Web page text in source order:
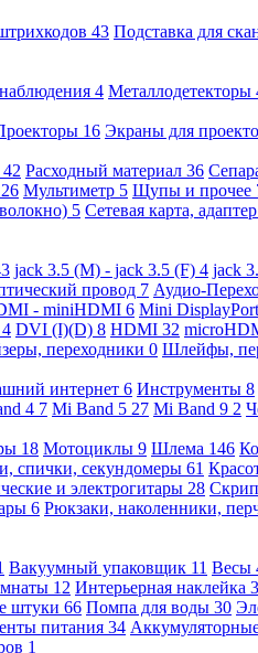
43 Подставка для
4 Металлодетекторы
16 Экраны для
42 Расходный материал 36
26 Мультиметр 5 Щупы и прочее
5 Сетевая карта, адаптер
jack 3.5 (M) - jack 3.5 (F) 4 jack
провод 7 Аудио-
- miniHDMI 6 Mini
4 DVI (I)(D) 8 HDMI 32
переходники 0 Шлейфы,
интернет 6 Инструменты 8
4 7 Mi Band 5 27 Mi Band 9 2
18 Мотоциклы 9 Шлема 146
спички, секундомеры 61
и электрогитары 28
6 Рюкзаки, наколенники,
Вакуумный упаковщик 11 Весы
12 Интерьерная наклейка
штуки 66 Помпа для воды 30
питания 34
1